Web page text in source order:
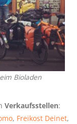
Bioladen
Verkaufsstellen:
, Freikost Deinet,